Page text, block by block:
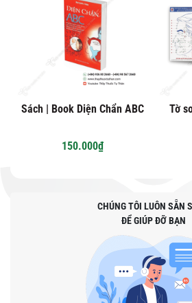
Sách | Book Diện Chẩn ABC
150.000₫
Tờ
CHÚNG TÔI LUÔN SẴN
ĐỂ GIÚP ĐỠ BẠN